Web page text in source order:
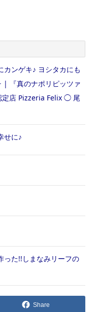
カンゲキ♪ ヨシタカにも
| 『真のナポリピッツァ
定店 Pizzeria Felix ◯ 尾
せに♪
った!!しまなみリーフの
Share